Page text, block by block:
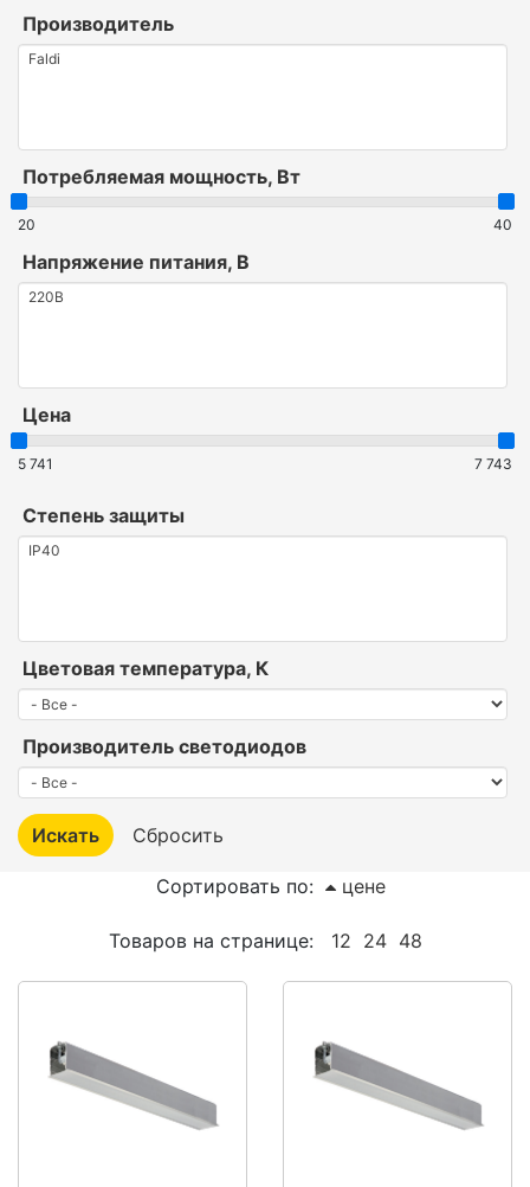
Производитель
Потребляемая мощность, Вт
20 40
Напряжение питания, В
Цена
5 741 7 743
Степень защиты
Цветовая температура, К
Производитель светодиодов
Сортировать по: цене
Товаров на странице: 12 24 48